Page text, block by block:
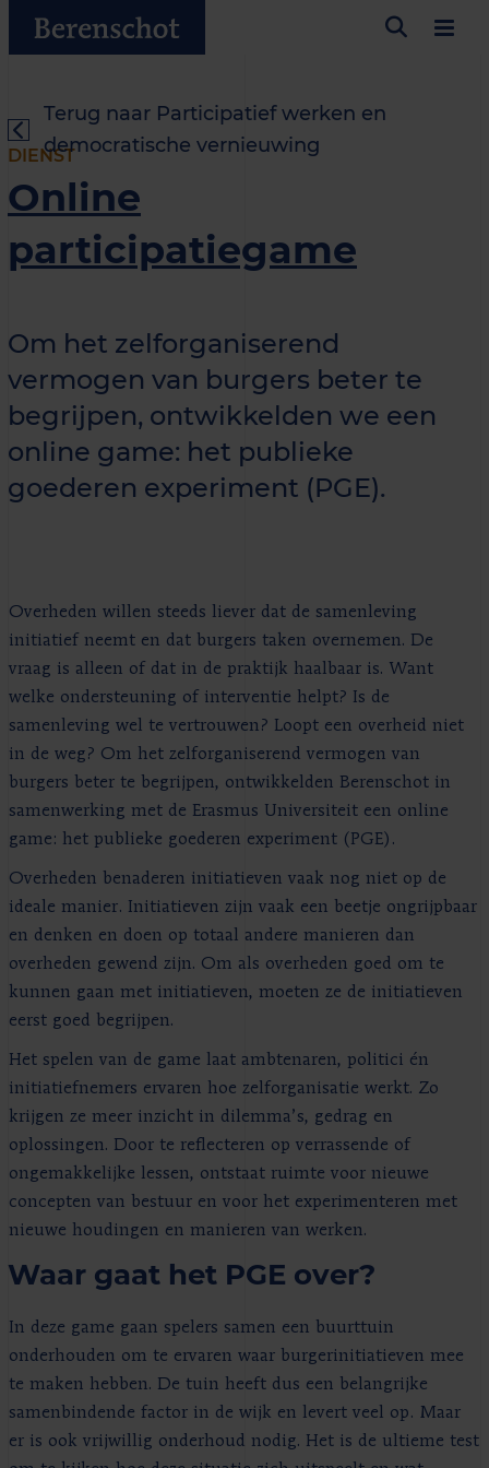
Terug naar Participatief werken en
democratische vernieuwing
DIENST
Online
participatiegame
Om het zelforganiserend
vermogen van burgers beter te
begrijpen, ontwikkelden we een
online game: het publieke
goederen experiment (PGE).
Overheden willen steeds liever dat de samenleving
initiatief neemt en dat burgers taken overnemen. De
vraag is alleen of dat in de praktijk haalbaar is. Want
welke ondersteuning of interventie helpt? Is de
samenleving wel te vertrouwen? Loopt een overheid niet
in de weg? Om het zelforganiserend vermogen van
burgers beter te begrijpen, ontwikkelden Berenschot in
samenwerking met de Erasmus Universiteit een online
game: het publieke goederen experiment (PGE).
Overheden benaderen initiatieven vaak nog niet op de
ideale manier. Initiatieven zijn vaak een beetje ongrijpbaar
en denken en doen op totaal andere manieren dan
overheden gewend zijn. Om als overheden goed om te
kunnen gaan met initiatieven, moeten ze de initiatieven
eerst goed begrijpen.
Het spelen van de game laat ambtenaren, politici én
initiatiefnemers ervaren hoe zelforganisatie werkt. Zo
krijgen ze meer inzicht in dilemma’s, gedrag en
oplossingen. Door te reflecteren op verrassende of
ongemakkelijke lessen, ontstaat ruimte voor nieuwe
concepten van bestuur en voor het experimenteren met
nieuwe houdingen en manieren van werken.
Waar gaat het PGE over?
In deze game gaan spelers samen een buurttuin
onderhouden om te ervaren waar burgerinitiatieven mee
te maken hebben. De tuin heeft dus een belangrijke
samenbindende factor in de wijk en levert veel op. Maar
er is ook vrijwillig onderhoud nodig. Het is de ultieme test